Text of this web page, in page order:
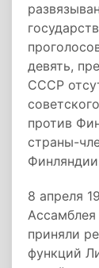
девять,
СССР
против
страны-
8 апреля
приняли
функций